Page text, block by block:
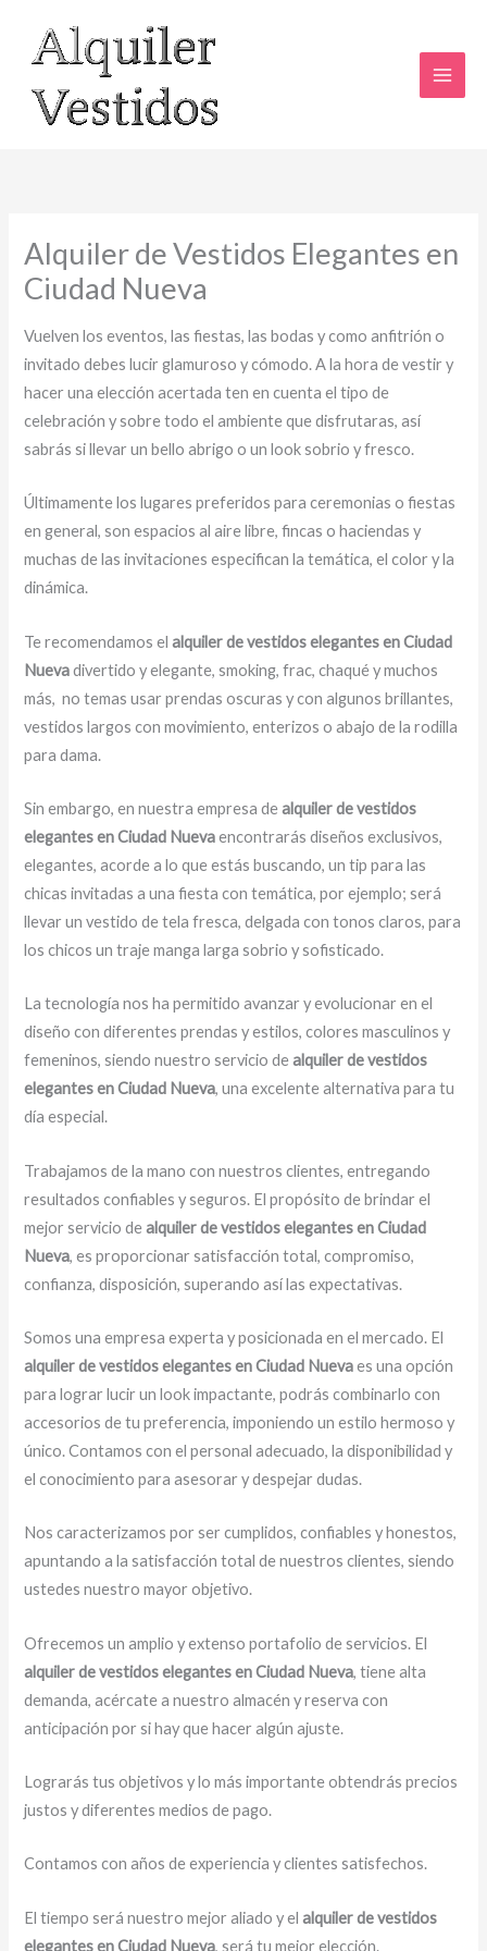
contenido
Alquiler de Vestidos Elegantes en
Ciudad Nueva
Vuelven los eventos, las fiestas, las bodas y como anfitrión o
invitado debes lucir glamuroso y cómodo. A la hora de vestir y
hacer una elección acertada ten en cuenta el tipo de
celebración y sobre todo el ambiente que disfrutaras, así
sabrás si llevar un bello abrigo o un look sobrio y fresco.
Últimamente los lugares preferidos para ceremonias o fiestas
en general, son espacios al aire libre, fincas o haciendas y
muchas de las invitaciones especifican la temática, el color y la
dinámica.
Te recomendamos elalquiler de vestidos elegantes en Ciudad
Nuevadivertido y elegante, smoking, frac, chaqué y muchos
más, no temas usar prendas oscuras y con algunos brillantes,
vestidos largos con movimiento, enterizos o abajo de la rodilla
para dama.
Sin embargo, en nuestra empresa dealquiler de vestidos
elegantes en Ciudad Nuevaencontrarás diseños exclusivos,
elegantes, acorde a lo que estás buscando, un tip para las
chicas invitadas a una fiesta con temática, por ejemplo; será
llevar un vestido de tela fresca, delgada con tonos claros, para
los chicos un traje manga larga sobrio y sofisticado.
La tecnología nos ha permitido avanzar y evolucionar en el
diseño con diferentes prendas y estilos, colores masculinos y
femeninos, siendo nuestro servicio dealquiler de vestidos
elegantes en Ciudad Nueva, una excelente alternativa para tu
día especial.
Trabajamos de la mano con nuestros clientes, entregando
resultados confiables y seguros. El propósito de brindar el
mejor servicio dealquiler de vestidos elegantes en Ciudad
Nueva, es proporcionar satisfacción total, compromiso,
confianza, disposición, superando así las expectativas.
Somos una empresa experta y posicionada en el mercado. El
alquiler de vestidos elegantes en Ciudad Nuevaes una opción
para lograr lucir un look impactante, podrás combinarlo con
accesorios de tu preferencia, imponiendo un estilo hermoso y
único. Contamos con el personal adecuado, la disponibilidad y
el conocimiento para asesorar y despejar dudas.
Nos caracterizamos por ser cumplidos, confiables y honestos,
apuntando a la satisfacción total de nuestros clientes, siendo
ustedes nuestro mayor objetivo.
Ofrecemos un amplio y extenso portafolio de servicios. El
alquiler de vestidos elegantes en Ciudad Nueva, tiene alta
demanda, acércate a nuestro almacén y reserva con
anticipación por si hay que hacer algún ajuste.
Lograrás tus objetivos y lo más importante obtendrás precios
justos y diferentes medios de pago.
Contamos con años de experiencia y clientes satisfechos.
El tiempo será nuestro mejor aliado y elalquiler de vestidos
elegantes en Ciudad Nueva, será tu mejor elección.